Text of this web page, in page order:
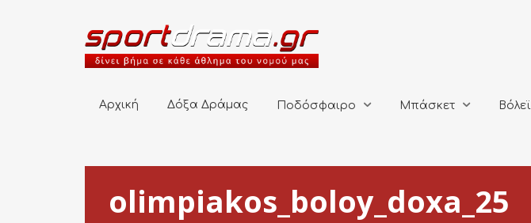
Αρχική Δόξα Δράμας Ποδόσφαιρο Μπάσκετ Βόλεϊ
olimpiakos_boloy_doxa_25